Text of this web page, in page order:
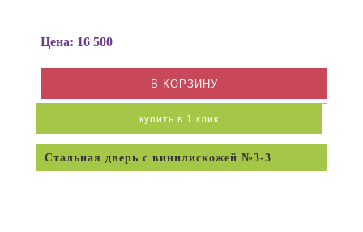
Цена: 16 500
В КОРЗИНУ
купить в 1 клик
Стальная дверь с винилискожей №3-3